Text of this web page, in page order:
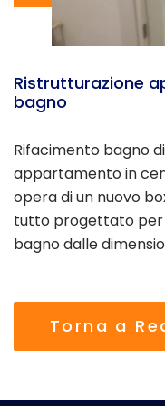
Ristrutturazione
bagno
Rifacimento bagno
appartamento in
opera di un nuovo
tutto progettato per
bagno dalle
Torna a